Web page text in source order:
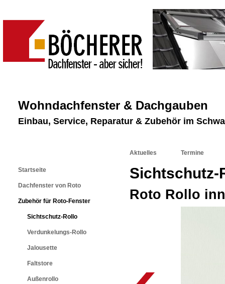
Wohndachfenster & Dachgauben
Einbau, Service, Reparatur & Zubehör im
Startseite
Dachfenster von Roto
Zubehör für Roto-Fenster
Sichtschutz-Rollo
Verdunkelungs-Rollo
Jalousette
Faltstore
Außenrollo
Aktuelles Termine
Sichtschutz-
Roto Rollo